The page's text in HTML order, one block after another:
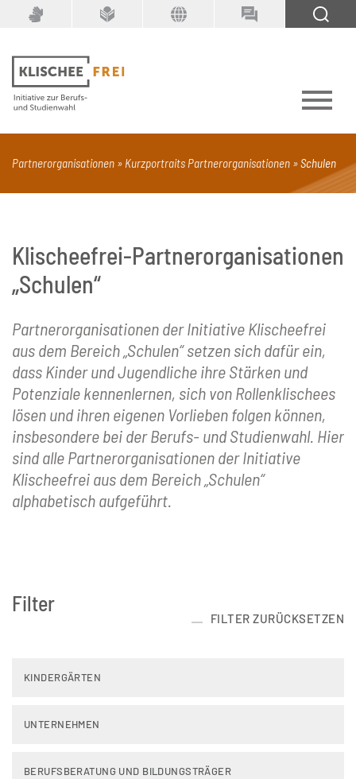
Suchbegriff
SUCHEN
PDF Seite mit Video Alle Dokumenttypen
Partnerorganisationen Kurzportraits Partnerorganisationen Schulen
Klischeefrei-Partnerorganisationen
„Schulen“
Partnerorganisationen der Initiative Klischeefrei
aus dem Bereich „Schulen“ setzen sich dafür ein,
dass Kinder und Jugendliche ihre Stärken und
Potenziale kennenlernen, sich von Rollenklischees
lösen und ihren eigenen Vorlieben folgen können,
insbesondere bei der Berufs- und Studienwahl. Hier
sind alle Partnerorganisationen der Initiative
Klischeefrei aus dem Bereich „Schulen“
alphabetisch aufgeführt.
Filter
FILTER ZURÜCKSETZEN
KINDERGÄRTEN
UNTERNEHMEN
BERUFSBERATUNG UND BILDUNGSTRÄGER